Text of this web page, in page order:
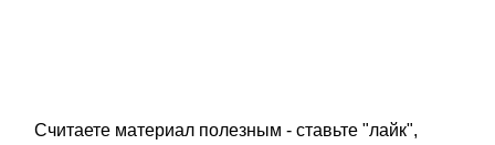
Считаете материал полезным - ставьте "лайк",